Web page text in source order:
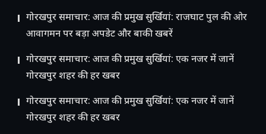
गोरखपुर समाचार: आज की प्रमुख सुर्खियां: राजघाट पुल की ओर
आवागमन पर बड़ा अपडेट और बाकी खबरें
गोरखपुर समाचार: आज की प्रमुख सुर्खियां: एक नजर में जानें
गोरखपुर शहर की हर खबर
गोरखपुर समाचार: आज की प्रमुख सुर्खियां: एक नजर में जानें
गोरखपुर शहर की हर खबर